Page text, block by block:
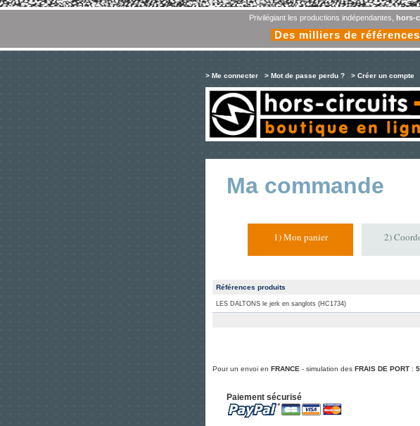
Privilégiant les productions indépendantes, hors-
Des milliers de
> Me connecter > Mot de passe perdu ? > Créer un compte
Ma commande
1) Mon panier 2)
Références produits
LES DALTONS le jerk en sanglots (HC1734)
Pour un envoi en FRANCE - simulation des FRAIS DE PORT :
Paiement sécurisé